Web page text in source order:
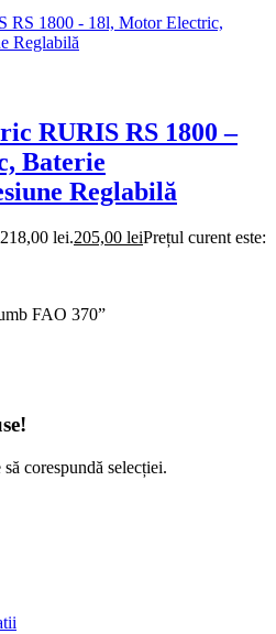
RURIS RS 1800 –
Baterie
Reglabilă
lei.205,00 leiPrețul curent este:
FAO 370”
corespundă selecției.